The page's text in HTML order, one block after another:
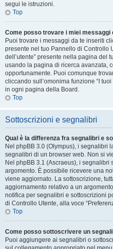
segui le istruzioni.
Top
Come posso trovare i miei messaggi
Puoi trovare i messaggi da te inseriti
presente nel tuo Pannello di Controllo
dell’utente” presente nella pagina del
usando la pagina di ricerca avanzata,
opportunamente. Puoi comunque
cliccando sull’omonima funzione “I
in ogni pagina della Board.
Top
Sottoscrizioni e segnalibri
Qual è la differenza fra segnalibri e
Nel phpBB 3.0 (Olympus), i segnalibri
segnalibri di un browser web. Non si
Nel phpBB 3.1 (Ascraeus), i
argomento. È possibile ricevere una
viene aggiornato. La sottoscrizione,
aggiornamento relativo a un
notifica per segnalibri e sottoscrizioni
di Controllo Utente, alla voce
Top
Come posso sottoscrivere un
Puoi aggiungere ai segnalibri o